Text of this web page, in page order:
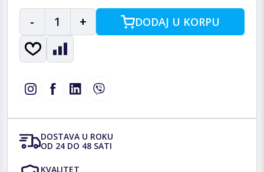
- 1 + DODAJ U KORPU
DOSTAVA U ROKU
OD 24 DO 48 SATI
KVALITET